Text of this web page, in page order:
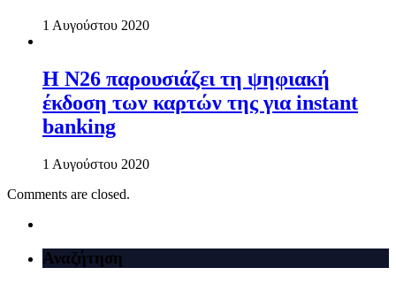
1 Αυγούστου 2020
Η N26 παρουσιάζει τη ψηφιακή
έκδοση των καρτών της για instant
banking
1 Αυγούστου 2020
Comments are closed.
Αναζήτηση